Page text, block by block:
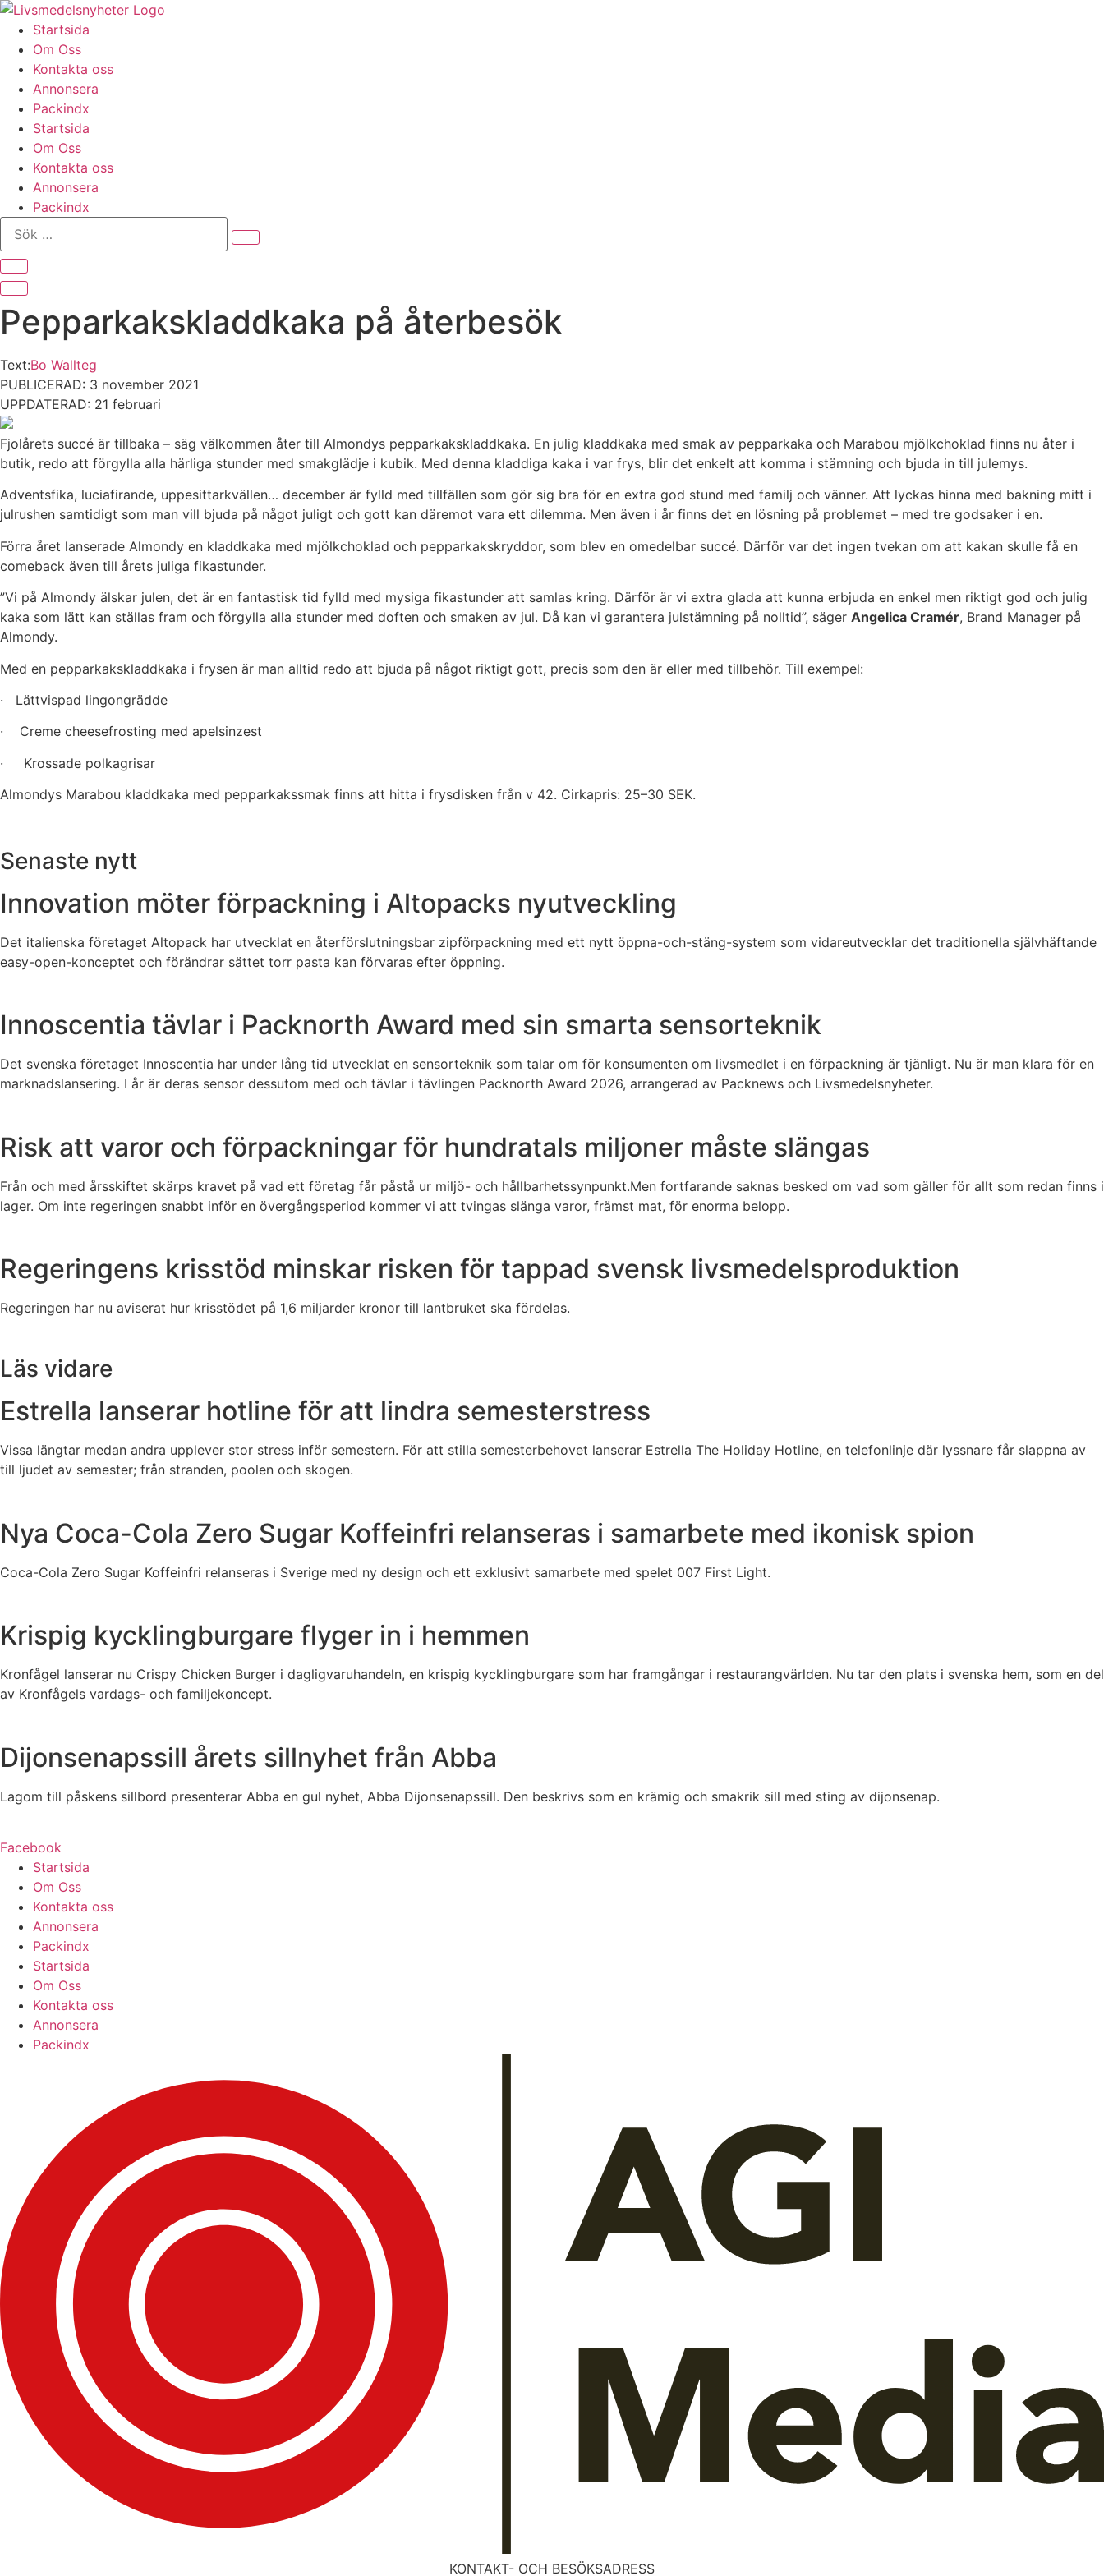
Hoppa
innehåll
Startsida
Om Oss
Kontakta oss
Annonsera
Packindx
Startsida
Om Oss
Kontakta oss
Annonsera
Packindx
Sök
Pepparkakskladdkaka på återbesök
Text:Bo Wallteg
PUBLICERAD: 3 november 2021
UPPDATERAD: 21 februari
Fjolårets succé är tillbaka – säg välkommen åter till Almondys pepparkakskladdkaka. En julig kladdkaka med smak av pepparkaka och Marabou mjölkchoklad finns nu åter i
butik, redo att förgylla alla härliga stunder med smakglädje i kubik. Med denna kladdiga kaka i var frys, blir det enkelt att komma i stämning och bjuda in till julemys.
Adventsfika, luciafirande, uppesittarkvällen… december är fylld med tillfällen som gör sig bra för en extra god stund med familj och vänner. Att lyckas hinna med bakning mitt i
julrushen samtidigt som man vill bjuda på något juligt och gott kan däremot vara ett dilemma. Men även i år finns det en lösning på problemet – med tre godsaker i en.
Förra året lanserade Almondy en kladdkaka med mjölkchoklad och pepparkakskryddor, som blev en omedelbar succé. Därför var det ingen tvekan om att kakan skulle få en
comeback även till årets juliga fikastunder.
”Vi på Almondy älskar julen, det är en fantastisk tid fylld med mysiga fikastunder att samlas kring. Därför är vi extra glada att kunna erbjuda en enkel men riktigt god och julig
kaka som lätt kan ställas fram och förgylla alla stunder med doften och smaken av jul. Då kan vi garantera julstämning på nolltid”, säger Angelica Cramér, Brand Manager på
Almondy.
Med en pepparkakskladdkaka i frysen är man alltid redo att bjuda på något riktigt gott, precis som den är eller med tillbehör. Till exempel:
· Lättvispad lingongrädde
· Creme cheesefrosting med apelsinzest
· Krossade polkagrisar
Almondys Marabou kladdkaka med pepparkakssmak finns att hitta i frysdisken från v 42. Cirkapris: 25–30 SEK.
Senaste nytt
Innovation möter förpackning i Altopacks nyutveckling
Det italienska företaget Altopack har utvecklat en återförslutningsbar zipförpackning med ett nytt öppna-och-stäng-system som vidareutvecklar det traditionella självhäftande
easy-open-konceptet och förändrar sättet torr pasta kan förvaras efter öppning.
Innoscentia tävlar i Packnorth Award med sin smarta sensorteknik
Det svenska företaget Innoscentia har under lång tid utvecklat en sensorteknik som talar om för konsumenten om livsmedlet i en förpackning är tjänligt. Nu är man klara för en
marknadslansering. I år är deras sensor dessutom med och tävlar i tävlingen Packnorth Award 2026, arrangerad av Packnews och Livsmedelsnyheter.
Risk att varor och förpackningar för hundratals miljoner måste slängas
Från och med årsskiftet skärps kravet på vad ett företag får påstå ur miljö- och hållbarhetssynpunkt.Men fortfarande saknas besked om vad som gäller för allt som redan finns i
lager. Om inte regeringen snabbt inför en övergångsperiod kommer vi att tvingas slänga varor, främst mat, för enorma belopp.
Regeringens krisstöd minskar risken för tappad svensk livsmedelsproduktion
Regeringen har nu aviserat hur krisstödet på 1,6 miljarder kronor till lantbruket ska fördelas.
Läs vidare
Estrella lanserar hotline för att lindra semesterstress
Vissa längtar medan andra upplever stor stress inför semestern. För att stilla semesterbehovet lanserar Estrella The Holiday Hotline, en telefonlinje där lyssnare får slappna av
till ljudet av semester; från stranden, poolen och skogen.
Nya Coca-Cola Zero Sugar Koffeinfri relanseras i samarbete med ikonisk spion
Coca-Cola Zero Sugar Koffeinfri relanseras i Sverige med ny design och ett exklusivt samarbete med spelet 007 First Light.
Krispig kycklingburgare flyger in i hemmen
Kronfågel lanserar nu Crispy Chicken Burger i dagligvaruhandeln, en krispig kycklingburgare som har framgångar i restaurangvärlden. Nu tar den plats i svenska hem, som en del
av Kronfågels vardags- och familjekoncept.
Dijonsenapssill årets sillnyhet från Abba
Lagom till påskens sillbord presenterar Abba en gul nyhet, Abba Dijonsenapssill. Den beskrivs som en krämig och smakrik sill med sting av dijonsenap.
Facebook
Startsida
Om Oss
Kontakta oss
Annonsera
Packindx
Startsida
Om Oss
Kontakta oss
Annonsera
Packindx
KONTAKT- OCH BESÖKSADRESS